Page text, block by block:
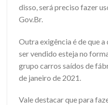
disso, será preciso fazer
Gov.Br.
Outra exigência é de que
ser vendido esteja no
grupo carros saídos de
de janeiro de 2021.
Vale destacar que para